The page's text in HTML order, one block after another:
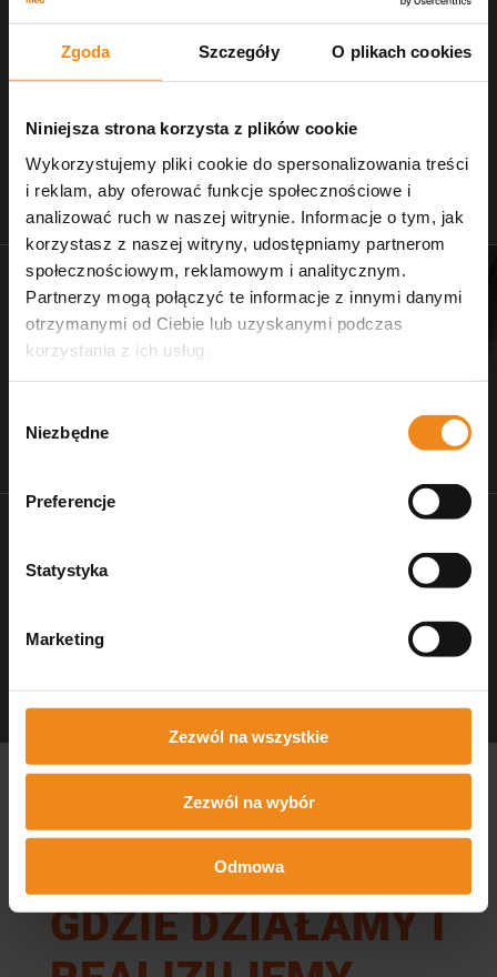
Zgoda Szczegóły O plikach cookies
Niniejsza strona korzysta z plików cookie
Wykorzystujemy pliki cookie do spersonalizowania treści
i reklam, aby oferować funkcje społecznościowe i
analizować ruch w naszej witrynie. Informacje o tym, jak
korzystasz z naszej witryny, udostępniamy partnerom
społecznościowym, reklamowym i analitycznym.
Partnerzy mogą połączyć te informacje z innymi danymi
otrzymanymi od Ciebie lub uzyskanymi podczas
korzystania z ich usług.
zgody
Niezbędne
Preferencje
Statystyka
Marketing
Zezwól na wszystkie
Zezwól na wybór
Odmowa
Stetoskopy
zobacz naszą ofertę
Nożczyki do strzyżenia
dla salonów pielęgnacji
czystość w gabinecie
GDZIE DZIAŁAMY I